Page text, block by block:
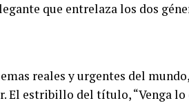
que entrelaza los dos
reales y urgentes del
El estribillo del título, “Venga